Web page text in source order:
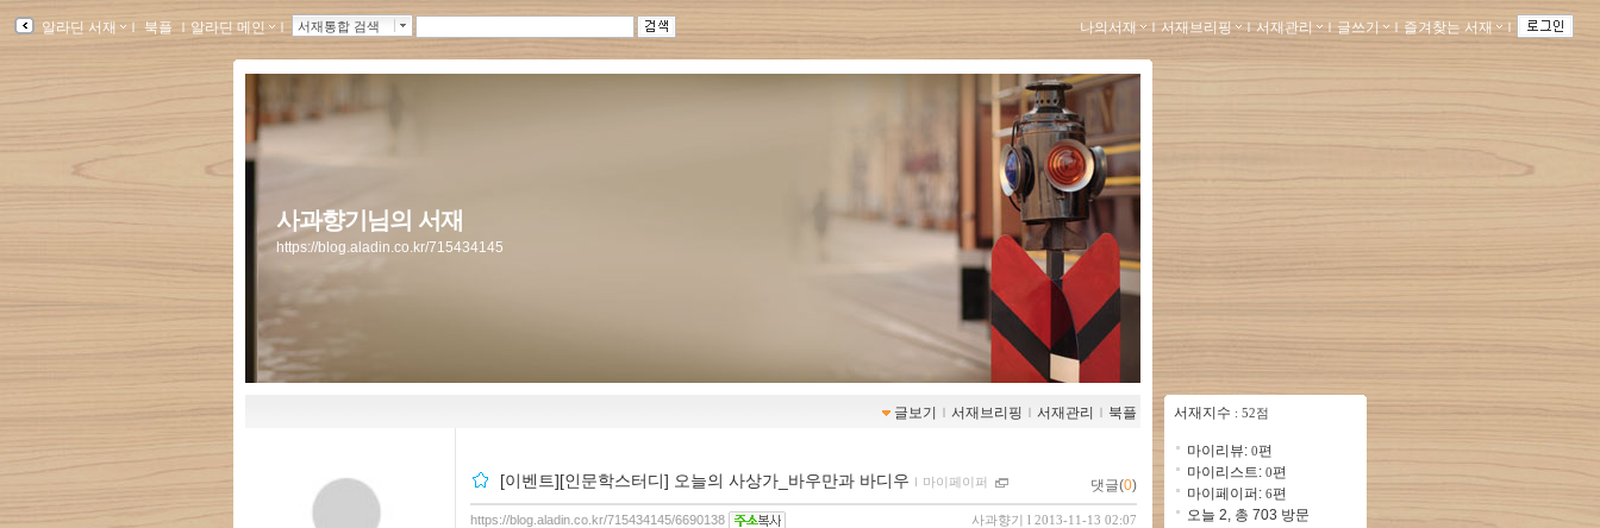
알라딘 서재 ｌ 북플 ｌ 알라딘 메인 ｌ 서재통합 검색 나의서재 ｌ 서재브리핑 ｌ 서재관리 ｌ 글쓰기 ｌ 즐겨찾는 서재 ｌ
사과향기님의 서재
https://blog.aladin.co.kr/715434145
글보기 ｌ 서재브리핑 ｌ 서재관리 ｌ 북플
[이벤트][인문학스터디] 오늘의 사상가_바우만과 바디우 ｌ 마이페이퍼 댓글(0)
사과향기 l 2013-11-13 02:07
https://blog.aladin.co.kr/715434145/6690138
서재지수 : 52점
마이리뷰: 0편
마이리스트: 0편
마이페이퍼: 6편
오늘 2, 총 703 방문